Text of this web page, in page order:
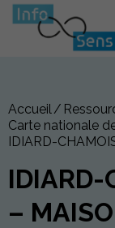
Accueil
Carte nationale
IDIARD-
IDIARD-
–